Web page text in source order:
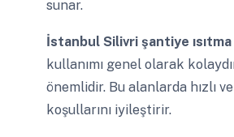
sunar.
İstanbul Silivri şantiye
kullanımı genel olarak
önemlidir. Bu alanlarda hızlı
koşullarını iyileştirir.